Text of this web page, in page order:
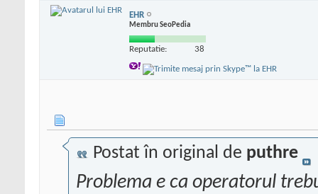
EHR
Membru SeoPedia
Reputatie: 38
Postat în original de puthre
Problema e ca operatorul